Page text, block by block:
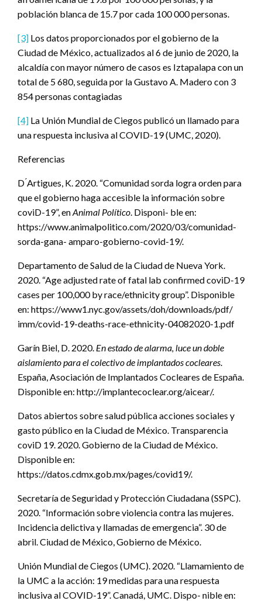
población blanca de 15.7 por cada 100 000 personas.
[3] Los datos proporcionados por el gobierno de la
Ciudad de México, actualizados al 6 de junio de 2020, la
alcaldía con mayor número de casos es Iztapalapa con un
total de 5 680, seguida por la Gustavo A. Madero con 3
854 personas contagiadas
[4] La Unión Mundial de Ciegos publicó un llamado para
una respuesta inclusiva al COVID-19 (UMC, 2020).
Referencias
D ́Artigues, K. 2020. “Comunidad sorda logra orden para
que el gobierno haga accesible la información sobre
coviD-19”, enAnimal Político . Disponi- ble en:
https://www.animalpolitico.com/2020/03/comunidad-
sorda-gana- amparo-gobierno-covid-19/.
Departamento de Salud de la Ciudad de Nueva York.
2020. “Age adjusted rate of fatal lab confirmed coviD-19
cases per 100,000 by race/ethnicity group”. Disponible
en: https://www1.nyc.gov/assets/doh/downloads/pdf/
imm/covid-19-deaths-race-ethnicity-04082020-1.pdf
Garín Biel, D. 2020. En estado de alarma, luce un doble
aislamiento para el colectivo de implantados cocleares
España, Asociación de Implantados Cocleares de España.
Disponible en: http://implantecoclear.org/aicear/.
Datos abiertos sobre salud pública acciones sociales y
gasto público en la Ciudad de México. Transparencia
coviD 19. 2020. Gobierno de la Ciudad de México.
Disponible en:
https://datos.cdmx.gob.mx/pages/covid19/.
Secretaría de Seguridad y Protección Ciudadana (SSPC).
2020. “Información sobre violencia contra las mujeres.
Incidencia delictiva y llamadas de emergencia”. 30 de
abril. Ciudad de México, Gobierno de México.
Unión Mundial de Ciegos (UMC). 2020. “Llamamiento de
la UMC a la acción: 19 medidas para una respuesta
inclusiva al COVID-19”. Canadá, UMC. Dispo- nible en: